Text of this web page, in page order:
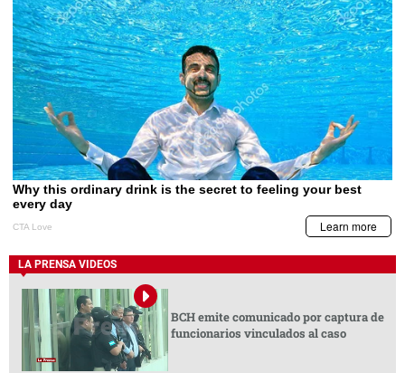
LA PRENSA VIDEOS
BCH emite comunicado por captura de
funcionarios vinculados al caso